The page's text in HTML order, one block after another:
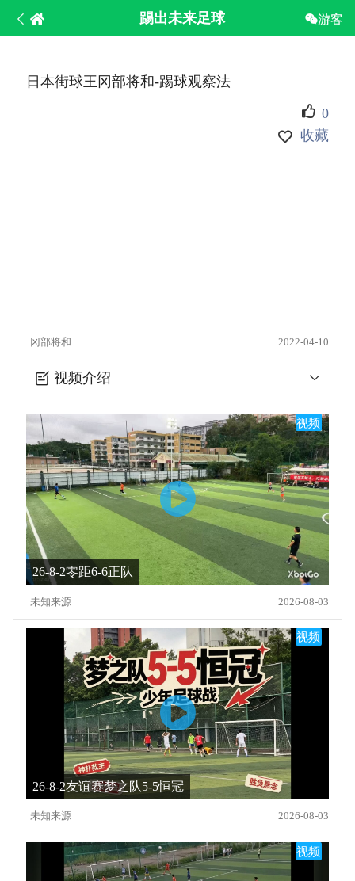
踢出未来足球 游客
日本街球王冈部将和-踢球观察法
0
收藏
冈部将和 2022-04-10
视频介绍
视频
26-8-2零距6-6正队
未知来源 2026-08-03
视频
26-8-2友谊赛梦之队5-5恒冠
未知来源 2026-08-03
视频